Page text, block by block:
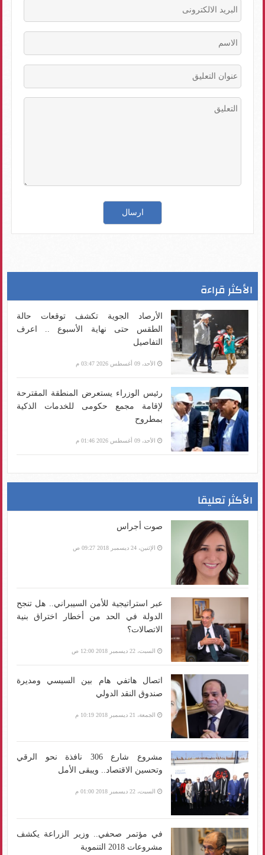
الأكثر قراءة
الأرصاد الجوية تكشف توقعات حالة
الطقس حتى نهاية الأسبوع .. اعرف
التفاصيل
الأحد، 09 أغسطس 2026 03:47 م
رئيس الوزراء يستعرض المنطقة المقترحة
لإقامة مجمع حكومى للخدمات الذكية
بمطروح
الأحد، 09 أغسطس 2026 01:46 م
الأكثر تعليقا
صوت أجراس
الإثنين، 24 ديسمبر 2018 09:27 ص
عبر استراتيجية للأمن السيبراني.. هل تنجح
الدولة في الحد من أخطار اختراق بنية
الاتصالات؟
السبت، 22 ديسمبر 2018 12:00 ص
اتصال هاتفي هام بين السيسي ومديرة
صندوق النقد الدولي
الجمعة، 21 ديسمبر 2018 10:19 م
مشروع شارع 306 نافذة نحو الرقي
وتحسين الاقتصاد.. ويبقى الأمل
السبت، 22 ديسمبر 2018 01:00 م
في مؤتمر صحفي.. وزير الزراعة يكشف
مشروعات 2018 التنموية